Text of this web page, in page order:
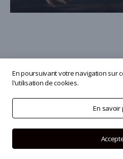
© 2026
En poursuivant votre navigation sur
l'utilisation de cookies.
En savoir